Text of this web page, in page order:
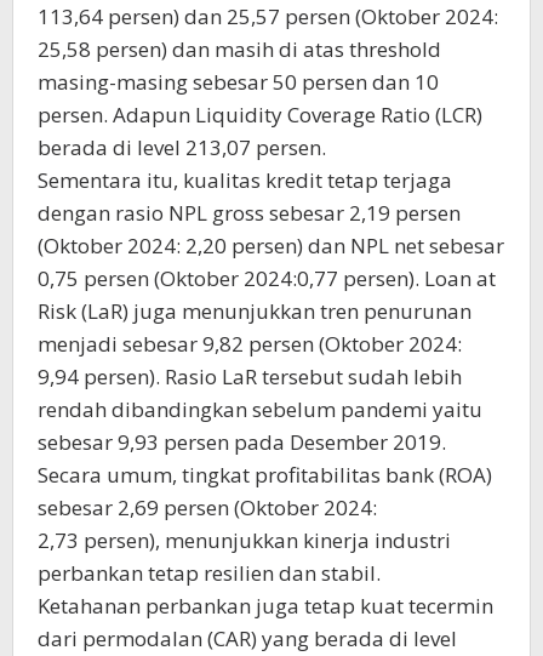
113,64 persen) dan 25,57 persen (Oktober 2024:
25,58 persen) dan masih di atas threshold
masing-masing sebesar 50 persen dan 10
persen. Adapun Liquidity Coverage Ratio (LCR)
berada di level 213,07 persen.
Sementara itu, kualitas kredit tetap terjaga
dengan rasio NPL gross sebesar 2,19 persen
(Oktober 2024: 2,20 persen) dan NPL net sebesar
0,75 persen (Oktober 2024:0,77 persen). Loan at
Risk (LaR) juga menunjukkan tren penurunan
menjadi sebesar 9,82 persen (Oktober 2024:
9,94 persen). Rasio LaR tersebut sudah lebih
rendah dibandingkan sebelum pandemi yaitu
sebesar 9,93 persen pada Desember 2019.
Secara umum, tingkat profitabilitas bank (ROA)
sebesar 2,69 persen (Oktober 2024:
2,73 persen), menunjukkan kinerja industri
perbankan tetap resilien dan stabil.
Ketahanan perbankan juga tetap kuat tecermin
dari permodalan (CAR) yang berada di level